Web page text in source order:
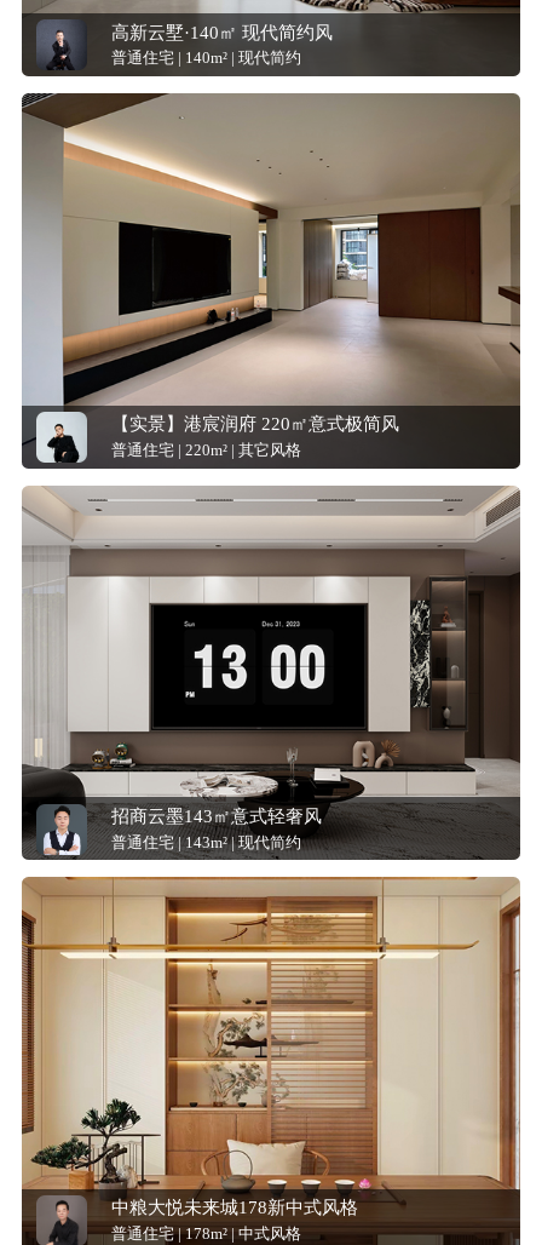
高新云墅·140㎡ 现代简约风
普通住宅 | 140m² | 现代简约
【实景】港宸润府 220㎡意式极简风
普通住宅 | 220m² | 其它风格
招商云墨143㎡意式轻奢风
普通住宅 | 143m² | 现代简约
中粮大悦未来城178新中式风格
普通住宅 | 178m² | 中式风格